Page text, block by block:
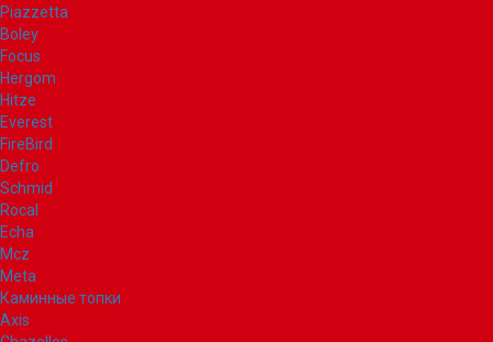
Piazzetta
Boley
Focus
Hergom
Hitze
Everest
FireBird
Defro
Schmid
Rocal
Echa
Mcz
Meta
Каминные топки
Axis